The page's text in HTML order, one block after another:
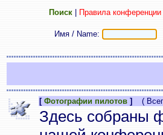
Поиск| Правила конференции|
Имя / Name:
[ Фотографии пилотов ] (
Здесь собраны